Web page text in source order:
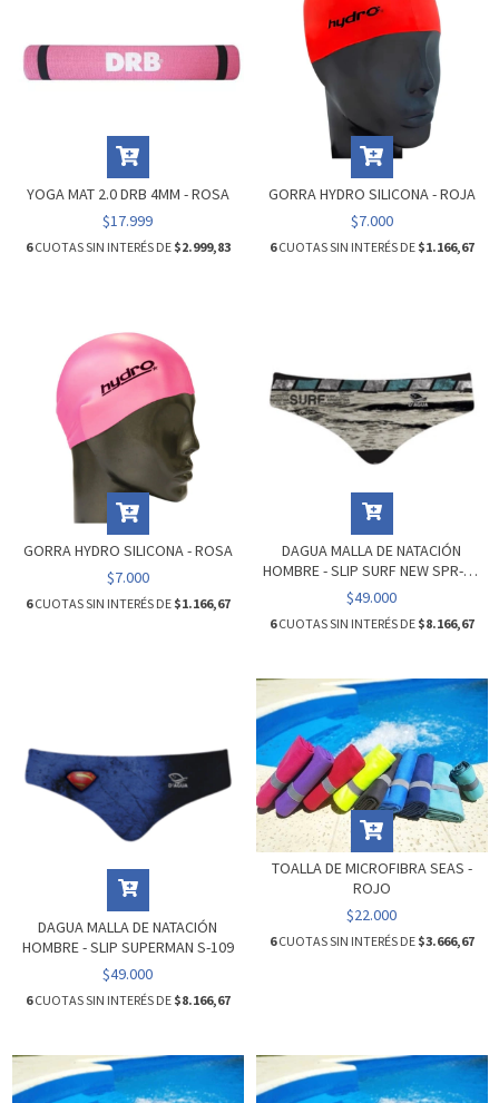
YOGA MAT 2.0 DRB 4MM - ROSA
$17.999
6CUOTAS SIN INTERÉS DE $2.999,83
GORRA HYDRO SILICONA - ROJA
$7.000
6CUOTAS SIN INTERÉS DE $1.166,67
GORRA HYDRO SILICONA - ROSA
$7.000
6CUOTAS SIN INTERÉS DE $1.166,67
DAGUA MALLA DE NATACIÓN
HOMBRE - SLIP SURF NEW SPR-SF
011
$49.000
6CUOTAS SIN INTERÉS DE $8.166,67
DAGUA MALLA DE NATACIÓN
HOMBRE - SLIP SUPERMAN S-109
$49.000
6CUOTAS SIN INTERÉS DE $8.166,67
TOALLA DE MICROFIBRA SEAS -
ROJO
$22.000
6CUOTAS SIN INTERÉS DE $3.666,67